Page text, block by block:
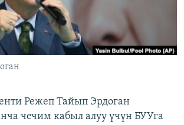
сайттары
Режеп Тайып Эрдоган
чечим кабыл алуу үчүн БУУга